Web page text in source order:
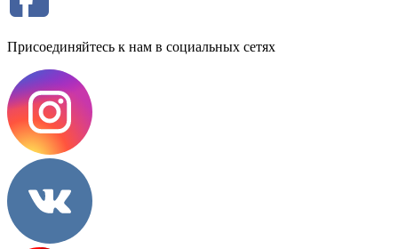
Присоединяйтесь к нам в социальных сетях